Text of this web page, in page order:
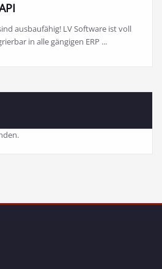
ausbaufähig! LV Software ist voll
in alle gängigen ERP ...